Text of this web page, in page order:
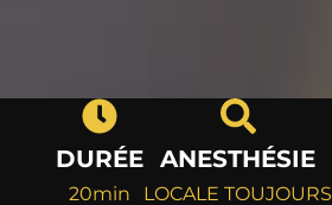
DURÉE
20min
ANESTHÉSIE
LOCALE TOUJOURS